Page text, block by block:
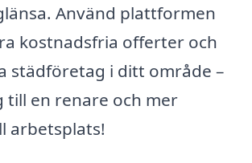
Använd plattformen
kostnadsfria offerter och
städföretag i ditt område –
till en renare och mer
arbetsplats!